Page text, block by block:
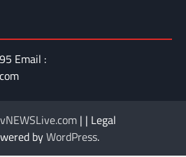
Email :
| | Legal
byWordPress.